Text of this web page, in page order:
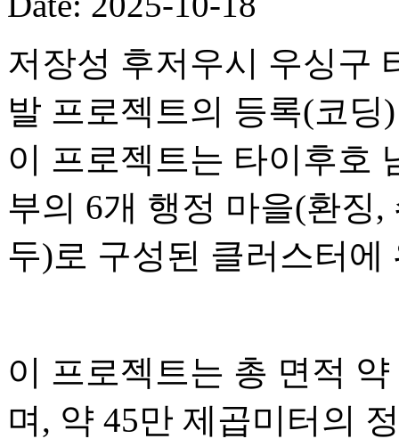
저장성 후저우시 우싱구
발 프로젝트의 등록(코
이 프로젝트는 타이후호
부의 6개 행정 마을(환징
두)로 구성된 클러스터에
이 프로젝트는 총 면적
며, 약 45만 제곱미터의